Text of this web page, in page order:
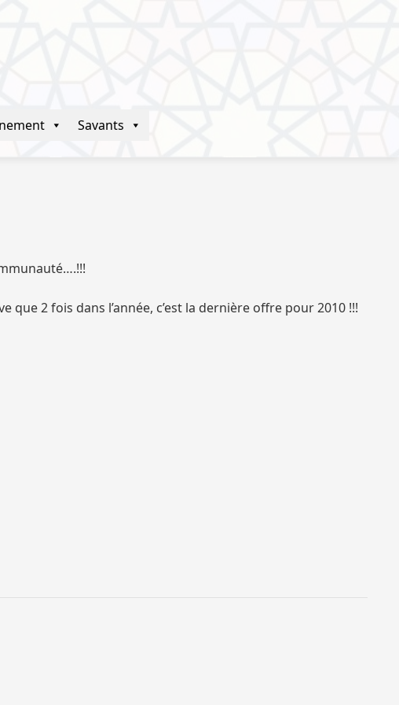
Savants
2 fois dans l’année, c’est la dernière offre pour 2010 !!!